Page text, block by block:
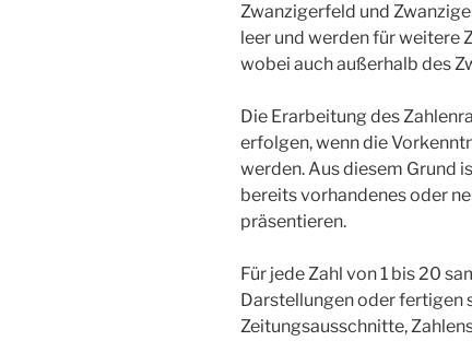
Zwanzigerfeld und
leer und werden für weitere
wobei auch außerhalb des
Die Erarbeitung des
erfolgen, wenn die
werden. Aus diesem Grund
bereits vorhandenes oder
präsentieren.
Für jede Zahl von 1 bis 20
Darstellungen oder fertigen
Zeitungsausschnitte,